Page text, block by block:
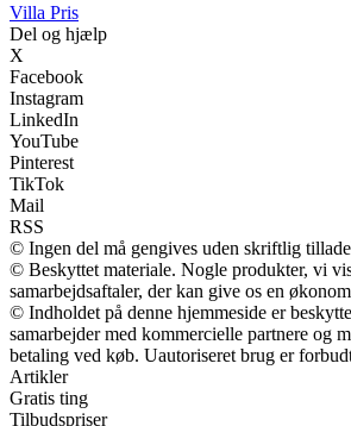
Villa Pris
Del og hjælp
X
Facebook
Instagram
LinkedIn
YouTube
Pinterest
TikTok
Mail
RSS
© Ingen del må gengives uden skriftlig
© Beskyttet materiale. Nogle produkter, vi
samarbejdsaftaler, der kan give os en
© Indholdet på denne hjemmeside er
samarbejder med kommercielle partnere og
betaling ved køb. Uautoriseret brug er
Artikler
Gratis ting
Tilbudspriser